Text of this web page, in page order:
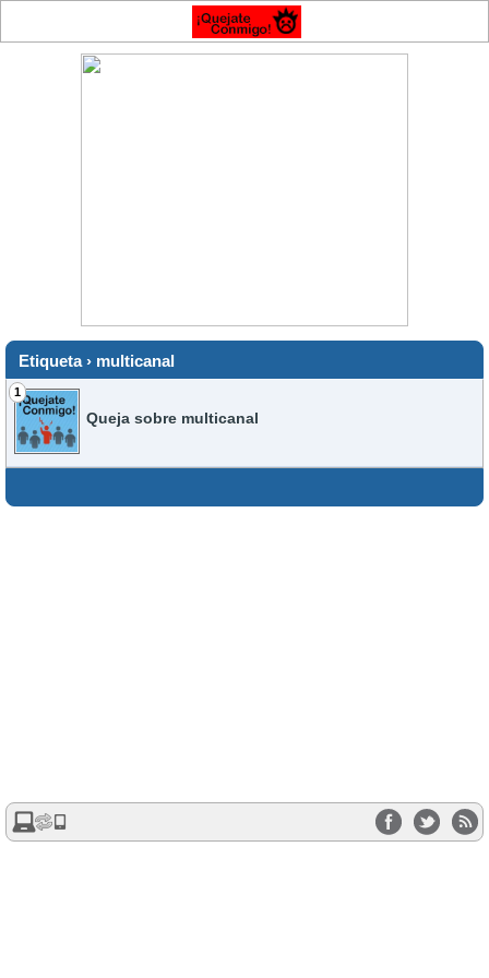
Etiqueta › multicanal
1
Queja sobre multicanal